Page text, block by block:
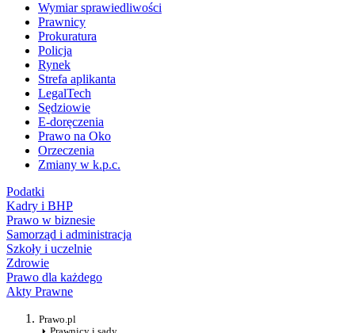
Wymiar sprawiedliwości
Prawnicy
Prokuratura
Policja
Rynek
Strefa aplikanta
LegalTech
Sędziowie
E-doręczenia
Prawo na Oko
Orzeczenia
Zmiany w k.p.c.
Podatki
Kadry i BHP
Prawo w biznesie
Samorząd i administracja
Szkoły i uczelnie
Zdrowie
Prawo dla każdego
Akty Prawne
Prawo.pl